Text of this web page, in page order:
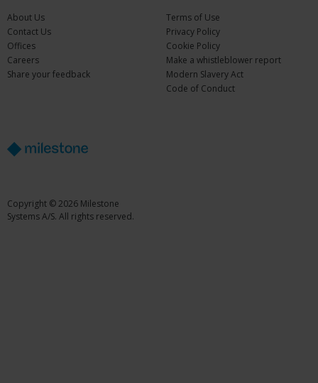
About Us
Contact Us
Offices
Careers
Share your feedback
Terms of Use
Privacy Policy
Cookie Policy
Make a whistleblower report
Modern Slavery Act
Code of Conduct
Copyright © 2026 Milestone
Systems A/S. All rights reserved.